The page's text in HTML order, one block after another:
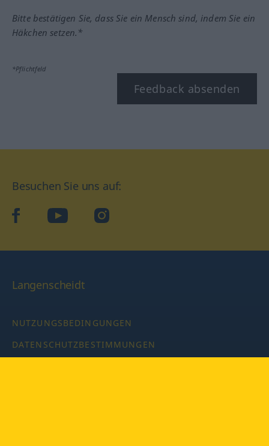
Bitte bestätigen Sie, dass Sie ein Mensch sind, indem Sie ein
Häkchen setzen.*
*Pflichtfeld
Feedback absenden
Besuchen Sie uns auf:
facebookYouTube Instagram
Langenscheidt
NUTZUNGSBEDINGUNGEN
DATENSCHUTZBESTIMMUNGEN